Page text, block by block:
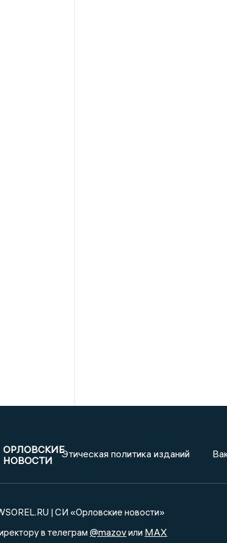
ОРЛОВСКИЕ
НОВОСТИ
Этическая политика изданий
| СИ «Орловские новости»
в телеграм @mazovили MAX